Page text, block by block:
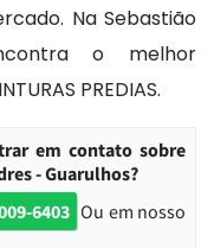
Na Sebastião
o melhor
PREDIAS.
em contato sobre
- Guarulhos?
6403 Ou em nosso